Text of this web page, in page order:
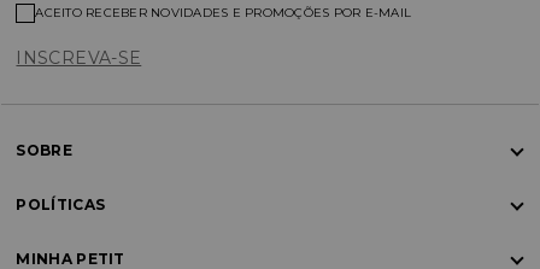
INSCREVA-SE
ACEITO RECEBER NOVIDADES E PROMOÇÕES POR E-MAIL
SOBRE
POLÍTICAS
MINHA PETIT